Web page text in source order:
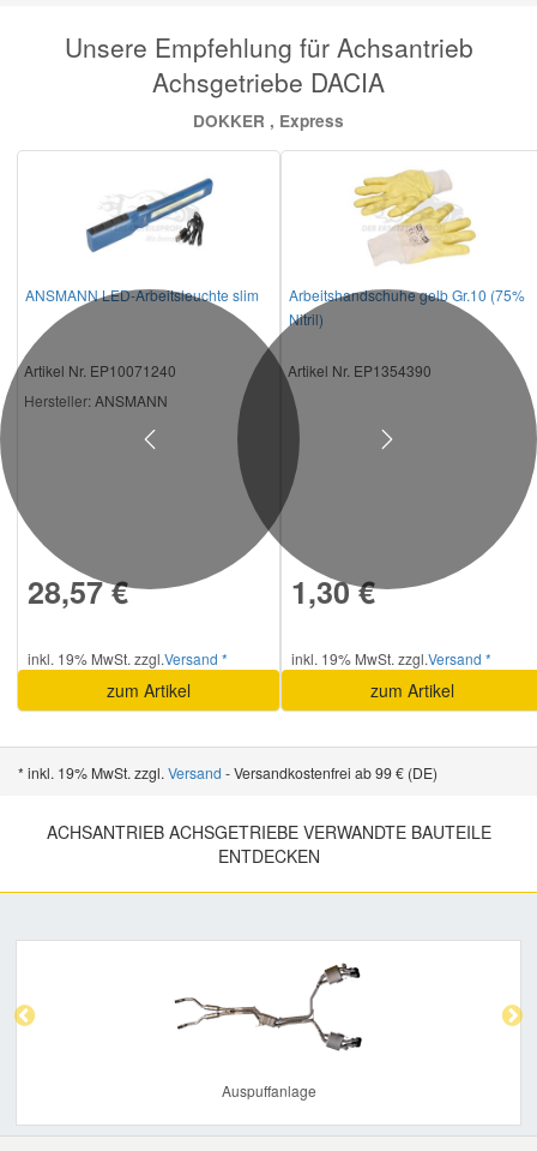
Unsere Empfehlung für Achsantrieb
Achsgetriebe DACIA
DOKKER , Express
ANSMANN LED-Arbeitsleuchte slim
Artikel Nr. EP10071240
Hersteller: ANSMANN
28,57 €
inkl. 19% MwSt. zzgl.Versand *
zum Artikel
Arbeitshandschuhe gelb Gr.10 (75%
Nitril)
Artikel Nr. EP1354390
1,30 €
inkl. 19% MwSt. zzgl.Versand *
zum Artikel
Previous Next
* inkl. 19% MwSt. zzgl. Versand - Versandkostenfrei ab 99 € (DE)
ACHSANTRIEB ACHSGETRIEBE VERWANDTE BAUTEILE
ENTDECKEN
Auspuffanlage